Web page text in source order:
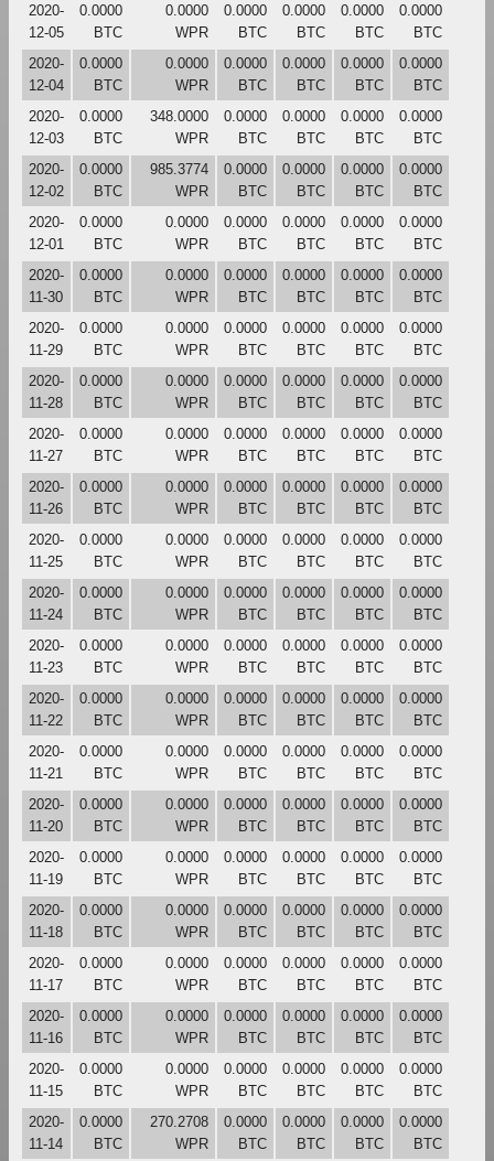
2020-
12-05
0.0000
BTC
0.0000
WPR
0.0000
BTC
0.0000
BTC
0.0000
BTC
0.0000
BTC
2020-
12-04
0.0000
BTC
0.0000
WPR
0.0000
BTC
0.0000
BTC
0.0000
BTC
0.0000
BTC
2020-
12-03
0.0000
BTC
348.0000
WPR
0.0000
BTC
0.0000
BTC
0.0000
BTC
0.0000
BTC
2020-
12-02
0.0000
BTC
985.3774
WPR
0.0000
BTC
0.0000
BTC
0.0000
BTC
0.0000
BTC
2020-
12-01
0.0000
BTC
0.0000
WPR
0.0000
BTC
0.0000
BTC
0.0000
BTC
0.0000
BTC
2020-
11-30
0.0000
BTC
0.0000
WPR
0.0000
BTC
0.0000
BTC
0.0000
BTC
0.0000
BTC
2020-
11-29
0.0000
BTC
0.0000
WPR
0.0000
BTC
0.0000
BTC
0.0000
BTC
0.0000
BTC
2020-
11-28
0.0000
BTC
0.0000
WPR
0.0000
BTC
0.0000
BTC
0.0000
BTC
0.0000
BTC
2020-
11-27
0.0000
BTC
0.0000
WPR
0.0000
BTC
0.0000
BTC
0.0000
BTC
0.0000
BTC
2020-
11-26
0.0000
BTC
0.0000
WPR
0.0000
BTC
0.0000
BTC
0.0000
BTC
0.0000
BTC
2020-
11-25
0.0000
BTC
0.0000
WPR
0.0000
BTC
0.0000
BTC
0.0000
BTC
0.0000
BTC
2020-
11-24
0.0000
BTC
0.0000
WPR
0.0000
BTC
0.0000
BTC
0.0000
BTC
0.0000
BTC
2020-
11-23
0.0000
BTC
0.0000
WPR
0.0000
BTC
0.0000
BTC
0.0000
BTC
0.0000
BTC
2020-
11-22
0.0000
BTC
0.0000
WPR
0.0000
BTC
0.0000
BTC
0.0000
BTC
0.0000
BTC
2020-
11-21
0.0000
BTC
0.0000
WPR
0.0000
BTC
0.0000
BTC
0.0000
BTC
0.0000
BTC
2020-
11-20
0.0000
BTC
0.0000
WPR
0.0000
BTC
0.0000
BTC
0.0000
BTC
0.0000
BTC
2020-
11-19
0.0000
BTC
0.0000
WPR
0.0000
BTC
0.0000
BTC
0.0000
BTC
0.0000
BTC
2020-
11-18
0.0000
BTC
0.0000
WPR
0.0000
BTC
0.0000
BTC
0.0000
BTC
0.0000
BTC
2020-
11-17
0.0000
BTC
0.0000
WPR
0.0000
BTC
0.0000
BTC
0.0000
BTC
0.0000
BTC
2020-
11-16
0.0000
BTC
0.0000
WPR
0.0000
BTC
0.0000
BTC
0.0000
BTC
0.0000
BTC
2020-
11-15
0.0000
BTC
0.0000
WPR
0.0000
BTC
0.0000
BTC
0.0000
BTC
0.0000
BTC
2020-
11-14
0.0000
BTC
270.2708
WPR
0.0000
BTC
0.0000
BTC
0.0000
BTC
0.0000
BTC